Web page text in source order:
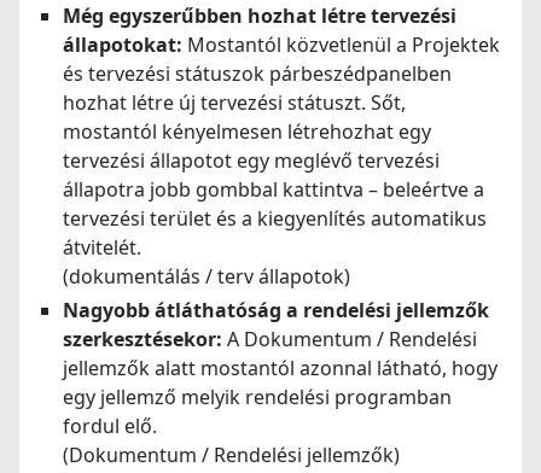
Még egyszerűbben hozhat létre tervezési
állapotokat: Mostantól közvetlenül a Projektek
és tervezési státuszok párbeszédpanelben
hozhat létre új tervezési státuszt. Sőt,
mostantól kényelmesen létrehozhat egy
tervezési állapotot egy meglévő tervezési
állapotra jobb gombbal kattintva – beleértve a
tervezési terület és a kiegyenlítés automatikus
átvitelét.
(dokumentálás / terv állapotok)
Nagyobb átláthatóság a rendelési jellemzők
szerkesztésekor: A Dokumentum / Rendelési
jellemzők alatt mostantól azonnal látható, hogy
egy jellemző melyik rendelési programban
fordul elő.
(Dokumentum / Rendelési jellemzők)